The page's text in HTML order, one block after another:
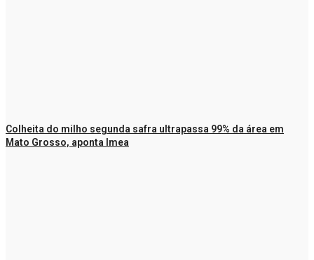
Colheita do milho segunda safra ultrapassa 99% da área em
Mato Grosso, aponta Imea